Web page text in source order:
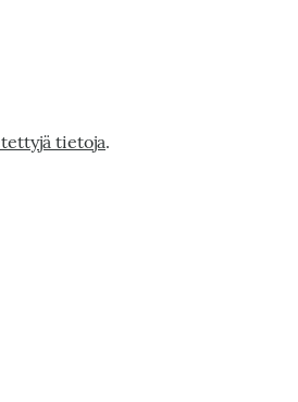
tietoja.